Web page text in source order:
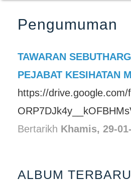
Pengumuman
TAWARAN
PEJABAT KESIHATAN
https://drive.google.com/
Bertarikh Khamis, 29-
ALBUM